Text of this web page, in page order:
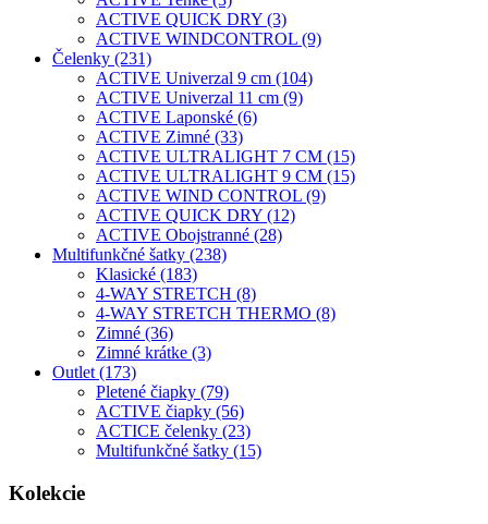
ACTIVE QUICK DRY (3)
ACTIVE WINDCONTROL (9)
Čelenky (231)
ACTIVE Univerzal 9 cm (104)
ACTIVE Univerzal 11 cm (9)
ACTIVE Laponské (6)
ACTIVE Zimné (33)
ACTIVE ULTRALIGHT 7 CM (15)
ACTIVE ULTRALIGHT 9 CM (15)
ACTIVE WIND CONTROL (9)
ACTIVE QUICK DRY (12)
ACTIVE Obojstranné (28)
Multifunkčné šatky (238)
Klasické (183)
4-WAY STRETCH (8)
4-WAY STRETCH THERMO (8)
Zimné (36)
Zimné krátke (3)
Outlet (173)
Pletené čiapky (79)
ACTIVE čiapky (56)
ACTICE čelenky (23)
Multifunkčné šatky (15)
Kolekcie